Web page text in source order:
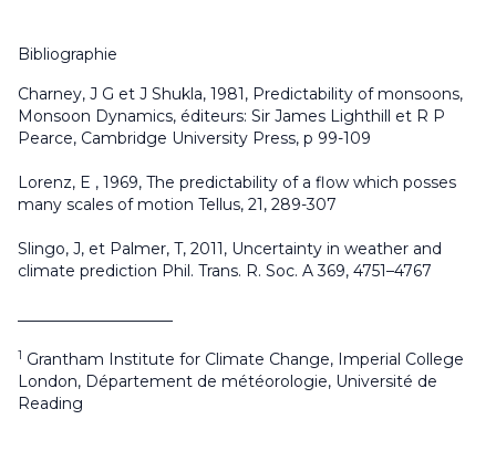
Bibliographie
Charney, J G et J Shukla, 1981, Predictability of monsoons,
Monsoon Dynamics, éditeurs: Sir James Lighthill et R P
Pearce, Cambridge University Press, p 99-109
Lorenz, E , 1969, The predictability of a flow which posses
many scales of motion Tellus, 21, 289-307
Slingo, J, et Palmer, T, 2011, Uncertainty in weather and
climate prediction Phil. Trans. R. Soc. A 369, 4751–4767
1 Grantham Institute for Climate Change, Imperial College
London, Département de météorologie, Université de
Reading